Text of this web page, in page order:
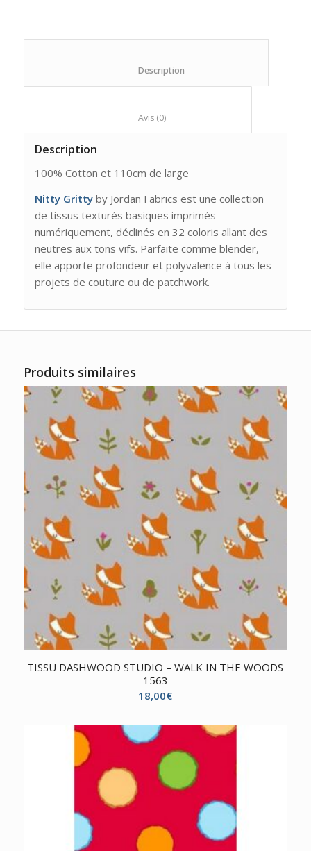
						Avis (0)
Description
100% Cotton et 110cm de large
Nitty Grittyby Jordan Fabrics est une collection
de tissus texturés basiques imprimés
numériquement, déclinés en 32 coloris allant des
neutres aux tons vifs. Parfaite comme blender,
elle apporte profondeur et polyvalence à tous les
projets de couture ou de patchwork.
Produits similaires
TISSU DASHWOOD STUDIO – WALK IN THE WOODS
1563
18,00€